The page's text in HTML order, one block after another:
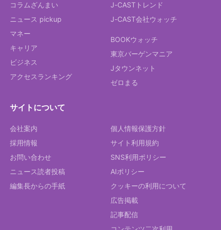
コラムざんまい
ニュース pickup
マネー
キャリア
ビジネス
アクセスランキング
J-CASTトレンド
J-CAST会社ウォッチ
BOOKウォッチ
東京バーゲンマニア
Jタウンネット
ゼロまる
サイトについて
会社案内
採用情報
お問い合わせ
ニュース読者投稿
編集長からの手紙
個人情報保護方針
サイト利用規約
SNS利用ポリシー
AIポリシー
クッキーの利用について
広告掲載
記事配信